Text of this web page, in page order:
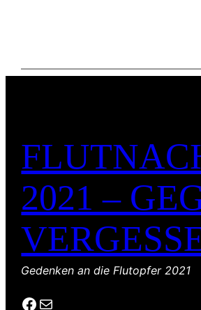
2021 –
Gedenken an die Flutopfer 2021
Facebook
E-Mail